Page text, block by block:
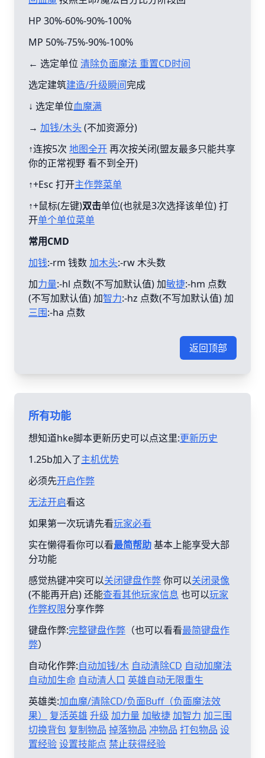
HP 30%-60%-90%-100%
MP 50%-75%-90%-100%
← 选定单位 清除负面魔法 重置CD时间
选定建筑建造/升级瞬间完成
↓ 选定单位血魔满
→ 加钱/木头(不加资源分)
↑连按5次 地图全开再次按关闭(盟友最多只能共享
你的正常视野 看不到全开)
↑+Esc 打开主作弊菜单
↑+鼠标(左键)双击单位(也就是3次选择该单位) 打
开单个单位菜单
常用CMD
加钱:-rm 钱数加木头:-rw 木头数
加力量:-hl 点数(不写加默认值) 加敏捷:-hm 点数
(不写加默认值) 加智力:-hz 点数(不写加默认值) 加
三围:-ha 点数
返回顶部
所有功能
想知道hke脚本更新历史可以点这里:更新历史
1.25b加入了主机优势
必须先开启作弊
无法开启看这
如果第一次玩请先看玩家必看
实在懒得看你可以看最简帮助基本上能享受大部
分功能
感觉热键冲突可以关闭键盘作弊你可以关闭录像
(不能再开启) 还能查看其他玩家信息 也可以玩家
作弊权限分享作弊
键盘作弊:完整键盘作弊 （也可以看看最简键盘作
弊）
自动化作弊:自动加钱/木 自动清除CD 自动加魔法
自动加生命 自动清人口 英雄自动无限重生
英雄类:加血魔/清除CD/负面Buff（负面魔法效
果）
复活英雄 升级 加力量 加敏捷加智力 加三围
切换背包 复制物品 掉落物品 冲物品 打包物品 设
置经验设置技能点 禁止获得经验